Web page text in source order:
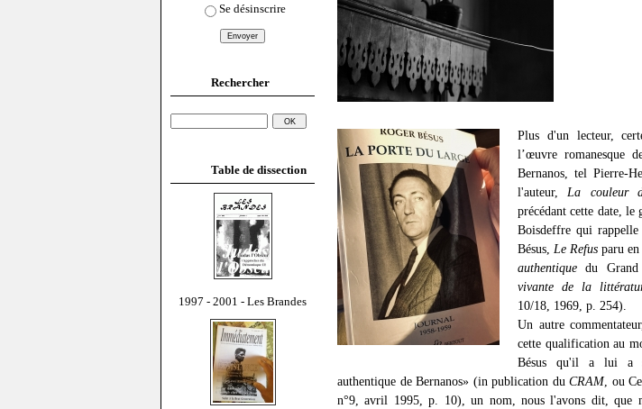
Se désinscrire
Rechercher
Table de dissection
1997 - 2001 - Les Brandes
Plus d'un lecteur,
l’œuvre romanesque
Bernanos, tel Pierre-
l'auteur, La couleur
précédant cette date,
Boisdeffre qui
Bésus, Le Refus paru
authentique du
vivante de la
10/18, 1969, p. 254).
Un autre
cette qualification au
Bésus qu'il a lui a
authentique de Bernanos» (in publication duCRAM, ou
n°9, avril 1995, p. 10), un nom, nous l'avons dit, que